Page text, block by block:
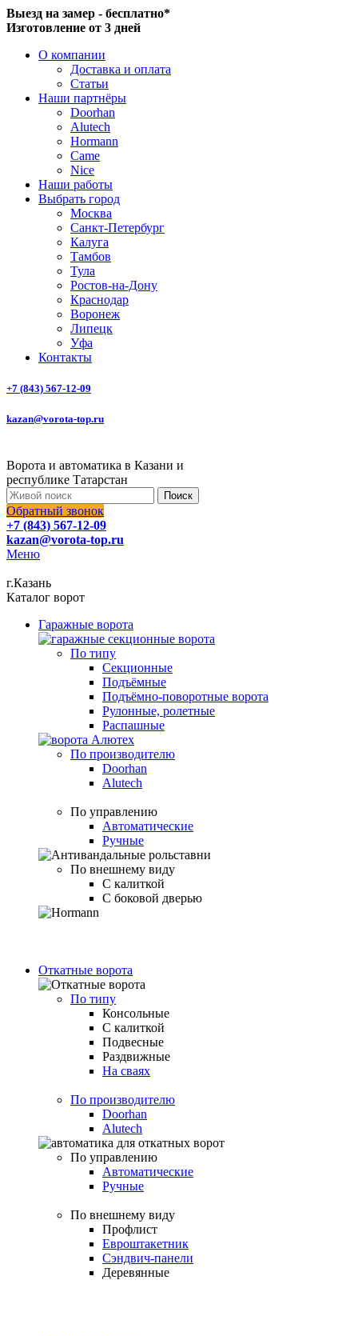
Выезд на замер - бесплатно*
Изготовление от 3 дней
О компании
Доставка и оплата
Статьи
Наши партнёры
Doorhan
Alutech
Hormann
Came
Nice
Наши работы
Выбрать город
Москва
Санкт-Петербург
Калуга
Тамбов
Тула
Ростов-на-Дону
Краснодар
Воронеж
Липецк
Уфа
Контакты
+7 (843) 567-12-09
kazan@vorota-top.ru
Ворота и автоматика в Казани и
республике Татарстан
Поиск
Обратный звонок
+7 (843) 567-12-09
kazan@vorota-top.ru
Меню
г.Казань
Каталог ворот
Гаражные ворота
По типу
Секционные
Подъёмные
Подъёмно-поворотные ворота
Рулонные, ролетные
Распашные
По производителю
Doorhan
Alutech
По управлению
Автоматические
Ручные
По внешнему виду
С калиткой
С боковой дверью
Откатные ворота
По типу
Консольные
С калиткой
Подвесные
Раздвижные
На сваях
По производителю
Doorhan
Alutech
По управлению
Автоматические
Ручные
По внешнему виду
Профлист
Евроштакетник
Сэндвич-панели
Деревянные